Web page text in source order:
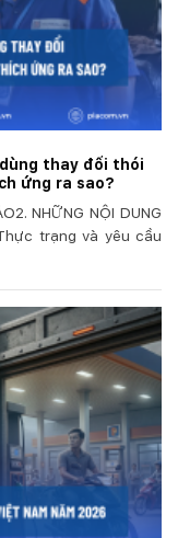
thay đổi thói
ứng ra sao?
NHỮNG NỘI DUNG
trạng và yêu cầu